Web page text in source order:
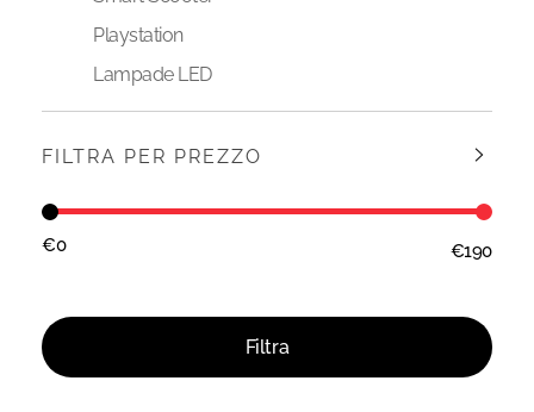
Playstation
Lampade LED
FILTRA PER PREZZO
Filtra
€0 €190